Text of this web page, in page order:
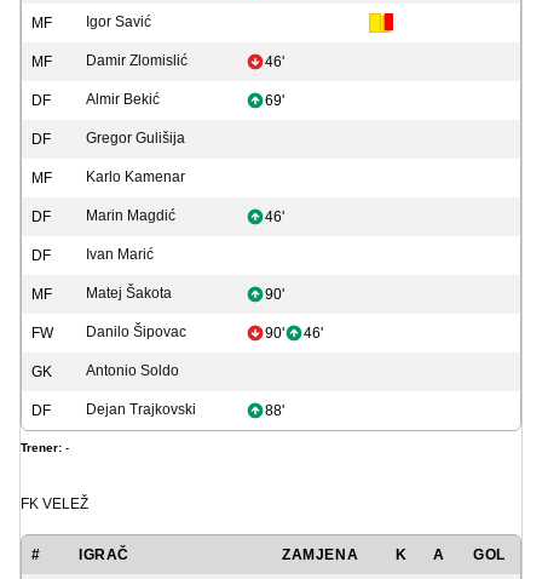
MF Igor Savić
MF Damir Zlomislić 46'
DF Almir Bekić 69'
DF Gregor Gulišija
MF Karlo Kamenar
DF Marin Magdić 46'
DF Ivan Marić
MF Matej Šakota 90'
FW Danilo Šipovac 90' 46'
GK Antonio Soldo
DF Dejan Trajkovski 88'
Trener: -
FK VELEŽ
# IGRAČ ZAMJENA K A GOL